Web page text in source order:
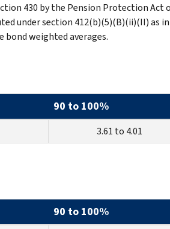
430 by the Pension Protection Act
under section 412(b)(5)(B)(ii)(II) as
weighted averages.
90 to 100%
3.61 to 4.01
90 to 100%